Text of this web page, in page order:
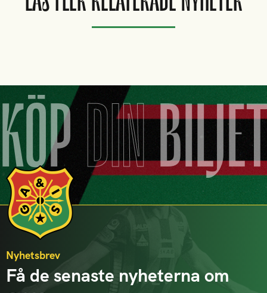
KÖPDIN
Nyhetsbrev
Få de senaste nyheterna om